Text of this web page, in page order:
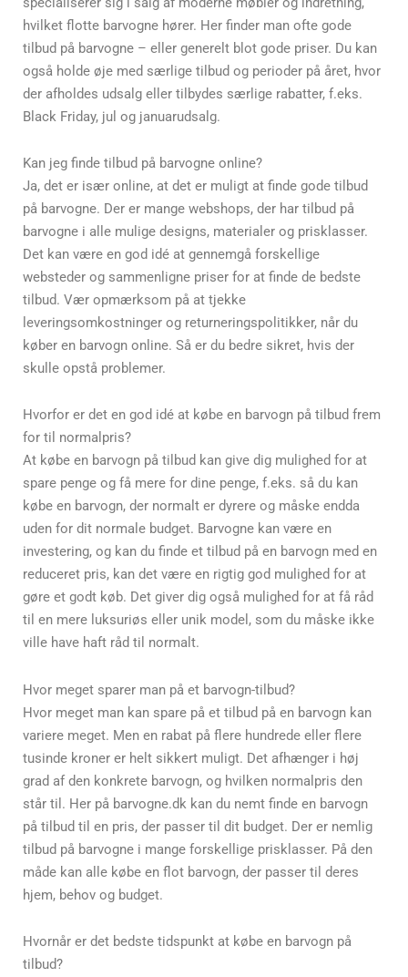
hvilket flotte barvogne hører. Her finder man ofte gode
tilbud på barvogne – eller generelt blot gode priser. Du kan
også holde øje med særlige tilbud og perioder på året, hvor
der afholdes udsalg eller tilbydes særlige rabatter, f.eks.
Black Friday, jul og januarudsalg.
Kan jeg finde tilbud på barvogne online?
Ja, det er især online, at det er muligt at finde gode tilbud
på barvogne. Der er mange webshops, der har tilbud på
barvogne i alle mulige designs, materialer og prisklasser.
Det kan være en god idé at gennemgå forskellige
websteder og sammenligne priser for at finde de bedste
tilbud. Vær opmærksom på at tjekke
leveringsomkostninger og returneringspolitikker, når du
køber en barvogn online. Så er du bedre sikret, hvis der
skulle opstå problemer.
Hvorfor er det en god idé at købe en barvogn på tilbud frem
for til normalpris?
At købe en barvogn på tilbud kan give dig mulighed for at
spare penge og få mere for dine penge, f.eks. så du kan
købe en barvogn, der normalt er dyrere og måske endda
uden for dit normale budget. Barvogne kan være en
investering, og kan du finde et tilbud på en barvogn med en
reduceret pris, kan det være en rigtig god mulighed for at
gøre et godt køb. Det giver dig også mulighed for at få råd
til en mere luksuriøs eller unik model, som du måske ikke
ville have haft råd til normalt.
Hvor meget sparer man på et barvogn-tilbud?
Hvor meget man kan spare på et tilbud på en barvogn kan
variere meget. Men en rabat på flere hundrede eller flere
tusinde kroner er helt sikkert muligt. Det afhænger i høj
grad af den konkrete barvogn, og hvilken normalpris den
står til. Her på barvogne.dk kan du nemt finde en barvogn
på tilbud til en pris, der passer til dit budget. Der er nemlig
tilbud på barvogne i mange forskellige prisklasser. På den
måde kan alle købe en flot barvogn, der passer til deres
hjem, behov og budget.
Hvornår er det bedste tidspunkt at købe en barvogn på
tilbud?